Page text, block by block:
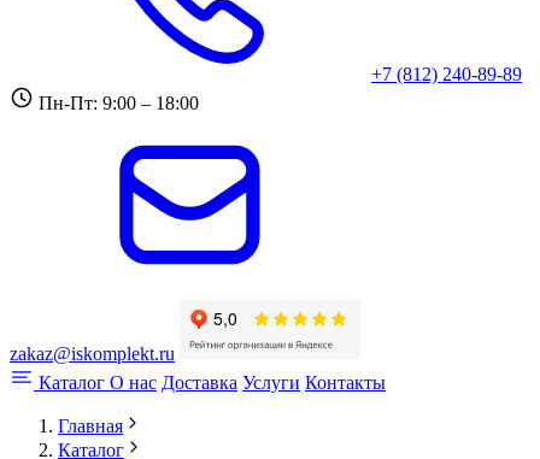
+7 (812) 240-89-89
Пн-Пт: 9:00 – 18:00
zakaz@iskomplekt.ru
Каталог О нас Доставка Услуги Контакты
Главная
Каталог